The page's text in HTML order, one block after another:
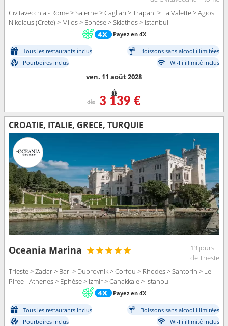
Civitavecchia - Rome > Salerne > Cagliari > Trapani > La Valette > Agios
Nikolaus (Crete) > Milos > Ephèse > Skiathos > Istanbul
Payez en 4X
Tous les restaurants inclus
Boissons sans alcool illimitées
Pourboires inclus
Wi-Fi illimité inclus
ven. 11 août 2028
dès 3 139 €
CROATIE, ITALIE, GRÈCE, TURQUIE
Oceania Marina
13 jours
de Trieste
Trieste > Zadar > Bari > Dubrovnik > Corfou > Rhodes > Santorin > Le
Piree - Athenes > Ephèse > Izmir > Canakkale > Istanbul
Payez en 4X
Tous les restaurants inclus
Boissons sans alcool illimitées
Pourboires inclus
Wi-Fi illimité inclus